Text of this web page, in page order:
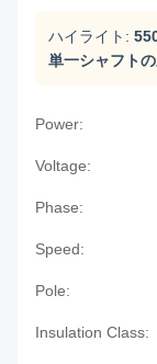
ハイライト:
単一シャフト
Power:
Voltage:
Phase:
Speed:
Pole:
Insulation Class: